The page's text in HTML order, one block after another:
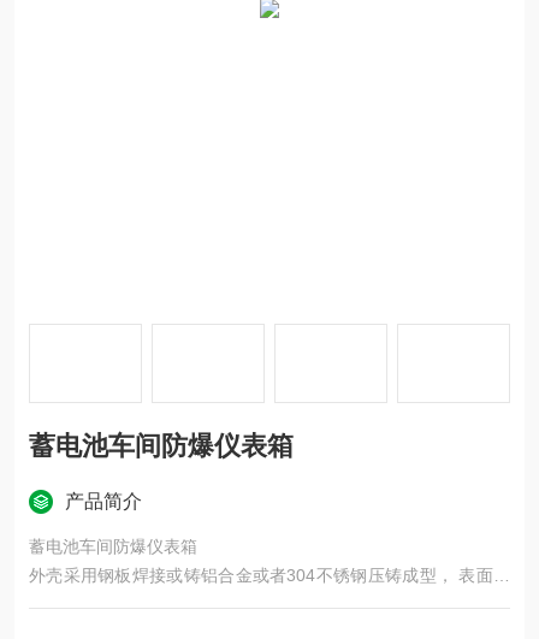
蓄电池车间防爆仪表箱
产品简介
蓄电池车间防爆仪表箱
外壳采用钢板焊接或铸铝合金或者304不锈钢压铸成型， 表面高
压静电喷塑，产品整体一般采用隔爆型外壳和增安型外壳组合成